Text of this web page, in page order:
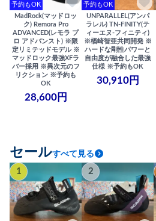
予約もOK
MadRock(マッドロッ
ク) Remora Pro
ADVANCED(レモラ プ
ロ アドバンスト) ※限
定リミテッドモデル ※
マッドロック最強XFラ
バー採用 ※異次元のフ
リクション ※予約も
OK
28,600円
予約もOK
UNPARALLEL(アンパ
ラレル) TN-FINITY(テ
ィーエヌ-フィニティ)
※楢崎智亜共同開発 ※
ハードな剛性パワーと
自由度が融合した最強
仕様 ※予約もOK
30,910円
セールすべて見る
1 2